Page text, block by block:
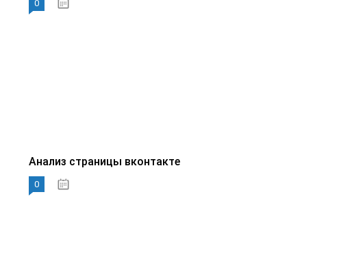
0
Анализ страницы вконтакте
0